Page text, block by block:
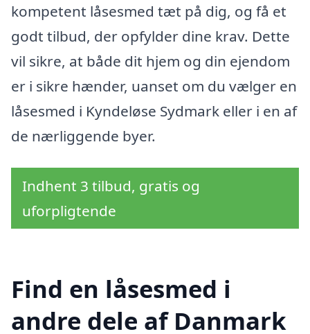
kompetent låsesmed tæt på dig, og få et
godt tilbud, der opfylder dine krav. Dette
vil sikre, at både dit hjem og din ejendom
er i sikre hænder, uanset om du vælger en
låsesmed i Kyndeløse Sydmark eller i en af
de nærliggende byer.
Indhent 3 tilbud, gratis og
uforpligtende
Find en låsesmed i
andre dele af Danmark